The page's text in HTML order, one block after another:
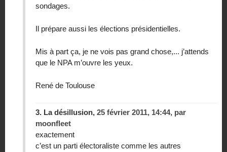
sondages.
Il prépare aussi les élections présidentielles.
Mis à part ça, je ne vois pas grand chose,... j’attends
que le NPA m’ouvre les yeux.
René de Toulouse
3. La désillusion, 25 février 2011, 14:44, par
moonfleet
exactement
c’est un parti électoraliste comme les autres